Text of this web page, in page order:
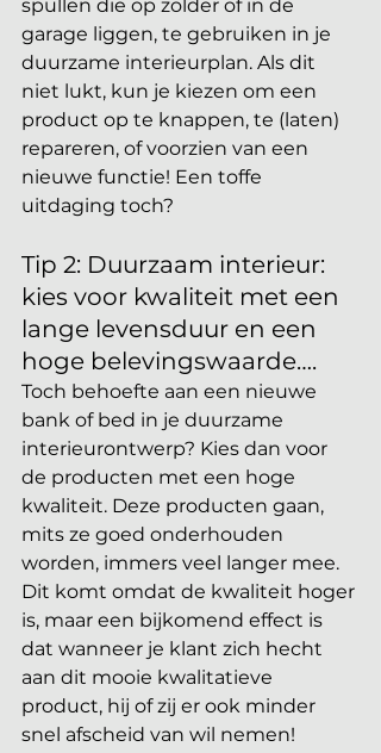
spullen die op zolder of in de
garage liggen, te gebruiken in je
duurzame interieurplan. Als dit
niet lukt, kun je kiezen om een
product op te knappen, te (laten)
repareren, of voorzien van een
nieuwe functie! Een toffe
uitdaging toch?
Tip 2: Duurzaam interieur:
kies voor kwaliteit met een
lange levensduur en een
hoge belevingswaarde….
Toch behoefte aan een nieuwe
bank of bed in je duurzame
interieurontwerp? Kies dan voor
de producten met een hoge
kwaliteit. Deze producten gaan,
mits ze goed onderhouden
worden, immers veel langer mee.
Dit komt omdat de kwaliteit hoger
is, maar een bijkomend effect is
dat wanneer je klant zich hecht
aan dit mooie kwalitatieve
product, hij of zij er ook minder
snel afscheid van wil nemen!